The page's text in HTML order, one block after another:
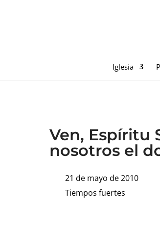
Iglesia
Ven, Espíritu
nosotros el
21 de mayo de 2010
Tiempos fuertes